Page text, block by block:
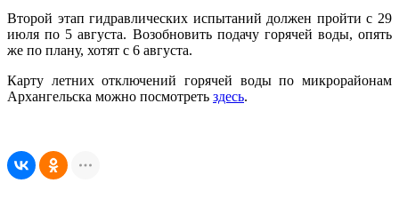
Второй этап гидравлических испытаний должен пройти с 29
июля по 5 августа. Возобновить подачу горячей воды, опять
же по плану, хотят с 6 августа.
Карту летних отключений горячей воды по микрорайонам
Архангельска можно посмотреть здесь.